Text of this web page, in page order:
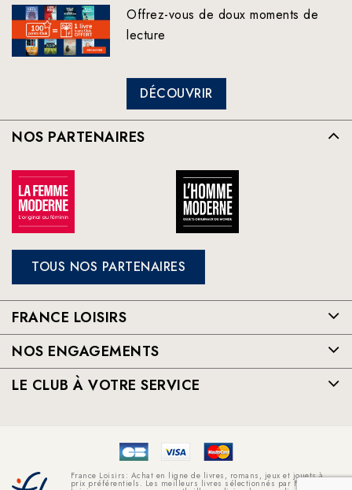
Offrez-vous de doux moments de
lecture
DÉCOUVRIR
NOS PARTENAIRES
TOUS NOS PARTENAIRES
FRANCE LOISIRS
NOS ENGAGEMENTS
LE CLUB À VOTRE SERVICE
France Loisirs: Achat en ligne de livres, romans, jeux et jouets à
prix préférentiels. Les meilleurs livres sélectionnés par France